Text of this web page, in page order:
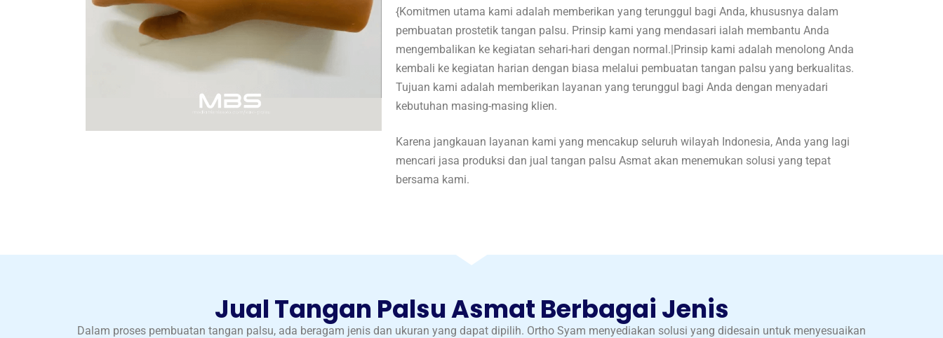
{Komitmen utama kami adalah memberikan yang terunggul bagi Anda, khususnya dalam
pembuatan prostetik tangan palsu. Prinsip kami yang mendasari ialah membantu Anda
mengembalikan ke kegiatan sehari-hari dengan normal.|Prinsip kami adalah menolong Anda
kembali ke kegiatan harian dengan biasa melalui pembuatan tangan palsu yang berkualitas.
Tujuan kami adalah memberikan layanan yang terunggul bagi Anda dengan menyadari
kebutuhan masing-masing klien.
Karena jangkauan layanan kami yang mencakup seluruh wilayah Indonesia, Anda yang lagi
mencari jasa produksi dan jual tangan palsu Asmat akan menemukan solusi yang tepat
bersama kami.
Jual Tangan Palsu Asmat Berbagai Jenis
Dalam proses pembuatan tangan palsu, ada beragam jenis dan ukuran yang dapat dipilih. Ortho Syam menyediakan solusi yang didesain untuk menyesuaikan